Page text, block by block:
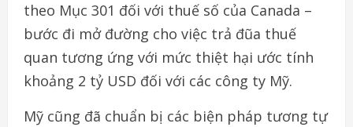
theo Mục 301 đối với thuế số của Canada –
bước đi mở đường cho việc trả đũa thuế
quan tương ứng với mức thiệt hại ước tính
khoảng 2 tỷ USD đối với các công ty Mỹ.
Mỹ cũng đã chuẩn bị các biện pháp tương tự